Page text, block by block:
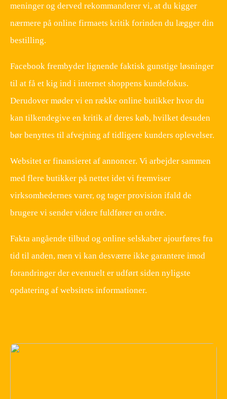
meninger og derved rekommanderer vi, at du kigger
nærmere på online firmaets kritik forinden du lægger din
bestilling.
Facebook frembyder lignende faktisk gunstige løsninger
til at få et kig ind i internet shoppens kundefokus.
Derudover møder vi en række online butikker hvor du
kan tilkendegive en kritik af deres køb, hvilket desuden
bør benyttes til afvejning af tidligere kunders oplevelser.
Websitet er finansieret af annoncer. Vi arbejder sammen
med flere butikker på nettet idet vi fremviser
virksomhedernes varer, og tager provision ifald de
brugere vi sender videre fuldfører en ordre.
Fakta angående tilbud og online selskaber ajourføres fra
tid til anden, men vi kan desværre ikke garantere imod
forandringer der eventuelt er udført siden nyligste
opdatering af websitets informationer.